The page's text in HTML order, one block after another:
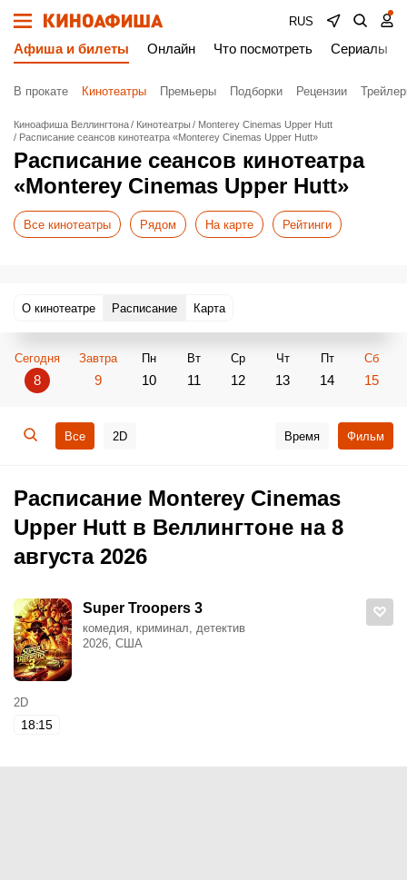
RUS
Афиша и билеты Онлайн Что посмотреть Сериалы
В прокате Кинотеатры Премьеры Подборки Рецензии
Киноафиша Веллингтона Кинотеатры
Monterey Cinemas Upper Hutt
Расписание сеансов кинотеатра «Monterey Cinemas Upper Hutt»
Расписание сеансов кинотеатра
«Monterey Cinemas Upper Hutt»
Все кинотеатры Рядом На карте Рейтинги
О кинотеатре Расписание Карта
Сегодня
8
Завтра
9
Пн
10
Вт
11
Ср
12
Чт
13
Пт
14
Сб
15
Все 2D Время Фильм
Расписание Monterey Cinemas
Upper Hutt в Веллингтоне на 8
августа 2026
Super Troopers 3
комедия, криминал, детектив
2026, США
2D
18:15